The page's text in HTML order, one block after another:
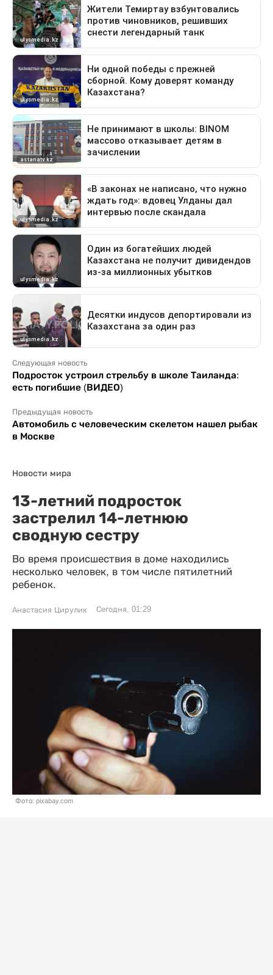
Следующая новость
Подросток устроил стрельбу в школе Таиланда:
есть погибшие (ВИДЕО)
Предыдущая новость
Автомобиль с человеческим скелетом нашел рыбак
в Москве
Новости мира
13-летний подросток
застрелил 14-летнюю
сводную сестру
Во время происшествия в доме находились
несколько человек, в том числе пятилетний
ребенок.
Анастасия Цирулик Сегодня, 01:29
Фото: pixabay.com